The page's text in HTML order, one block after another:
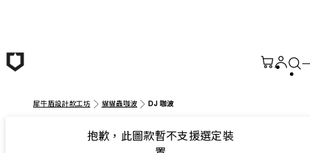
犀牛盾設計款工坊 貓貓蟲咖波 DJ 咖波
抱歉，此圖款暫不支援選定裝